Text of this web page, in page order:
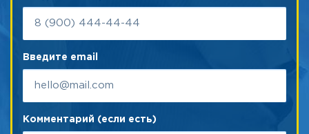
Введите email
Комментарий (если есть)